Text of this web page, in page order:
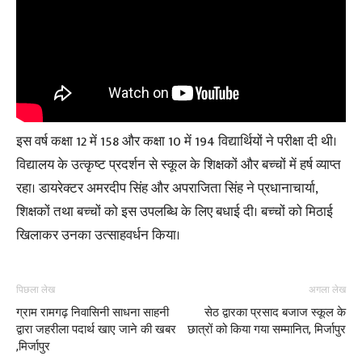
इस वर्ष कक्षा 12 में 158 और कक्षा 10 में 194 विद्यार्थियों ने परीक्षा दी थी।
विद्यालय के उत्कृष्ट प्रदर्शन से स्कूल के शिक्षकों और बच्चों में हर्ष व्याप्त
रहा। डायरेक्टर अमरदीप सिंह और अपराजिता सिंह ने प्रधानाचार्या,
शिक्षकों तथा बच्चों को इस उपलब्धि के लिए बधाई दी। बच्चों को मिठाई
खिलाकर उनका उत्साहवर्धन किया।
पिछला लेख
ग्राम रामगढ़ निवासिनी साधना साहनी
द्वारा जहरीला पदार्थ खाए जाने की खबर
,मिर्जापुर
अगला लेख
सेठ द्वारका प्रसाद बजाज स्कूल के
छात्रों को किया गया सम्मानित, मिर्जापुर